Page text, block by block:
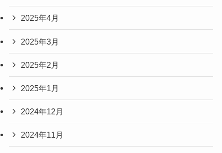
2025年4月
2025年3月
2025年2月
2025年1月
2024年12月
2024年11月